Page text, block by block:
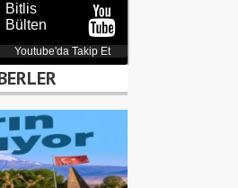
Bitlis
Bülten
Youtube'da Takip Et